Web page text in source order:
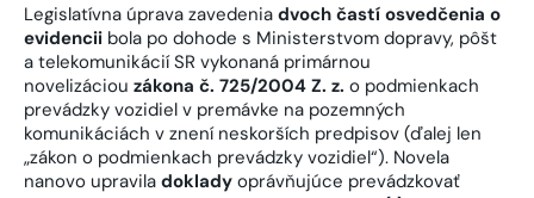
Legislatívna úprava zavedenia dvoch častí osvedčenia o
evidencii bola po dohode s Ministerstvom dopravy, pôšt
a telekomunikácií SR vykonaná primárnou
novelizáciou zákona č. 725/2004 Z. z. o podmienkach
prevádzky vozidiel v premávke na pozemných
komunikáciách v znení neskorších predpisov (ďalej len
„zákon o podmienkach prevádzky vozidiel“). Novela
nanovo upravila doklady oprávňujúce prevádzkovať